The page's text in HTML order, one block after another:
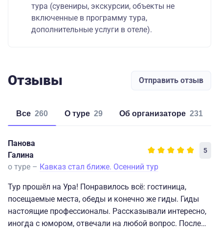
тура (сувениры, экскурсии, объекты не
включенные в программу тура,
дополнительные услуги в отеле).
Отзывы Отправить отзыв
Все 260 о туре 29 об организаторе 231
Панова
Галина
5
о туре – Кавказ стал ближе. Осенний тур
Тур прошёл на Ура! Понравилось всё: гостиница,
посещаемые места, обеды и конечно же гиды. Гиды
настоящие профессионалы. Рассказывали интересно,
иногда с юмором, отвечали на любой вопрос. После